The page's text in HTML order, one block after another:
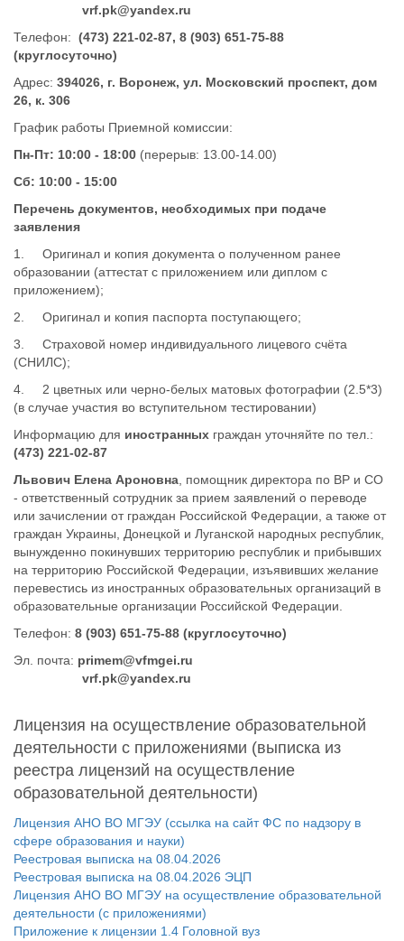
vrf.pk@yandex.ru
Телефон: (473) 221-02-87, 8 (903) 651-75-88
(круглосуточно)
Адрес: 394026, г. Воронеж, ул. Московский проспект, дом
26, к. 306
График работы Приемной комиссии:
Пн-Пт: 10:00 - 18:00 (перерыв: 13.00-14.00)
Сб: 10:00 - 15:00
Перечень документов, необходимых при подаче
заявления
1. Оригинал и копия документа о полученном ранее
образовании (аттестат с приложением или диплом с
приложением);
2. Оригинал и копия паспорта поступающего;
3. Страховой номер индивидуального лицевого счёта
(СНИЛС);
4. 2 цветных или черно-белых матовых фотографии (2.5*3)
(в случае участия во вступительном тестировании)
Информацию для иностранных граждан уточняйте по тел.:
(473) 221-02-87
Львович Елена Ароновна , помощник директора по ВР и СО
- ответственный сотрудник за прием заявлений о переводе
или зачислении от граждан Российской Федерации, а также от
граждан Украины, Донецкой и Луганской народных республик,
вынужденно покинувших территорию республик и прибывших
на территорию Российской Федерации, изъявивших желание
перевестись из иностранных образовательных организаций в
образовательные организации Российской Федерации.
Телефон: 8 (903) 651-75-88 (круглосуточно)
Эл. почта: primem@vfmgei.ru
vrf.pk@yandex.ru
Лицензия на осуществление образовательной
деятельности с приложениями (выписка из
реестра лицензий на осуществление
образовательной деятельности)
Лицензия АНО ВО МГЭУ (ссылка на сайт ФС по надзору в
сфере образования и науки)
Реестровая выписка на 08.04.2026
Реестровая выписка на 08.04.2026 ЭЦП
Лицензия АНО ВО МГЭУ на осуществление образовательной
деятельности (с приложениями)
Приложение к лицензии 1.4 Головной вуз